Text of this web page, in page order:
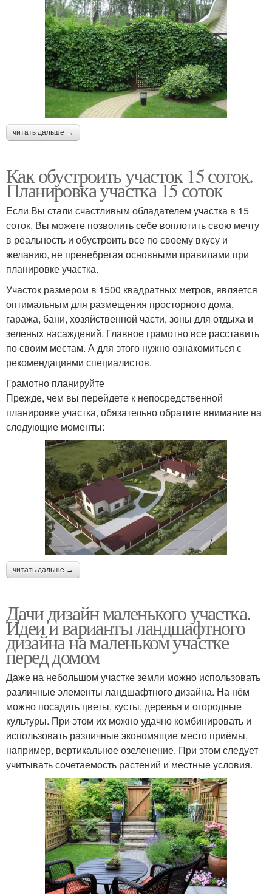
читать дальше →
Как обустроить участок 15 соток.
Планировка участка 15 соток
Если Вы стали счастливым обладателем участка в 15
соток, Вы можете позволить себе воплотить свою мечту
в реальность и обустроить все по своему вкусу и
желанию, не пренебрегая основными правилами при
планировке участка.
Участок размером в 1500 квадратных метров, является
оптимальным для размещения просторного дома,
гаража, бани, хозяйственной части, зоны для отдыха и
зеленых насаждений. Главное грамотно все расставить
по своим местам. А для этого нужно ознакомиться с
рекомендациями специалистов.
Грамотно планируйте
Прежде, чем вы перейдете к непосредственной
планировке участка, обязательно обратите внимание на
следующие моменты:
читать дальше →
Дачи дизайн маленького участка.
Идеи и варианты ландшафтного
дизайна на маленьком участке
перед домом
Даже на небольшом участке земли можно использовать
различные элементы ландшафтного дизайна. На нём
можно посадить цветы, кусты, деревья и огородные
культуры. При этом их можно удачно комбинировать и
использовать различные экономящие место приёмы,
например, вертикальное озеленение. При этом следует
учитывать сочетаемость растений и местные условия.